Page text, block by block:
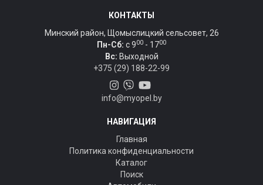
КОНТАКТЫ
Минский район, Щомыслицкий сельсовет, 26
Пн-Сб: c 900 - 1700
Вс: Выходной
+375 (29) 188-22-99
info@myopel.by
НАВИГАЦИЯ
Главная
Политика конфиденциальности
Каталог
Поиск